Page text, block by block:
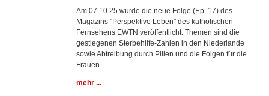
Am 07.10.25 wurde die neue Folge (Ep. 17) des
Magazins "Perspektive Leben" des katholischen
Fernsehens EWTN veröffentlicht. Themen sind die
gestiegenen Sterbehilfe-Zahlen in den Niederlande
sowie Abtreibung durch Pillen und die Folgen für die
Frauen.
mehr ...